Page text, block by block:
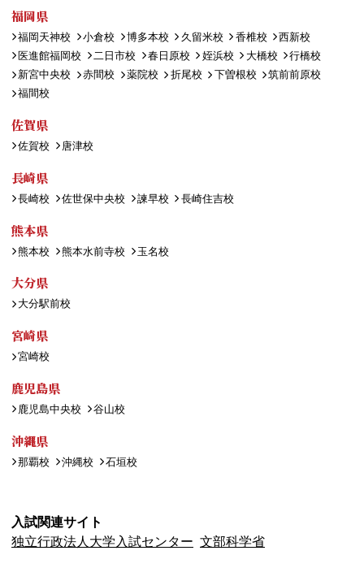
福岡県
福岡天神校 小倉校 博多本校 久留米校 香椎校
西新校
医進館福岡校
二日市校 春日原校 姪浜校 大橋校
行橋校
新宮中央校
赤間校 薬院校 折尾校 下曽根校
筑前前原校
福間校
佐賀県
佐賀校 唐津校
長崎県
長崎校 佐世保中央校 諫早校 長崎住吉校
熊本県
熊本校 熊本水前寺校 玉名校
大分県
大分駅前校
宮崎県
宮崎校
鹿児島県
鹿児島中央校 谷山校
沖縄県
那覇校 沖縄校 石垣校
入試関連サイト
独立行政法人大学入試センター 文部科学省